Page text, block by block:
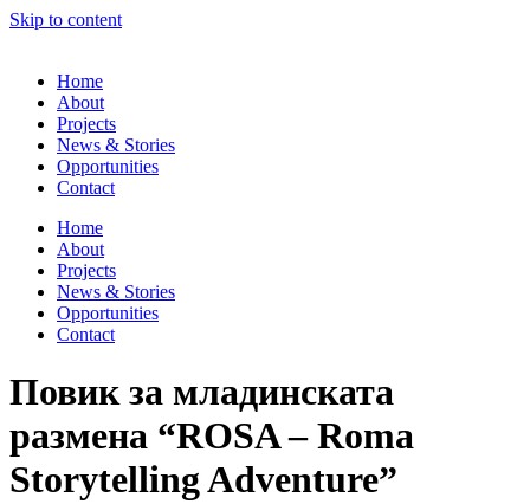
Skip to content
Home
About
Projects
News & Stories
Opportunities
Contact
Home
About
Projects
News & Stories
Opportunities
Contact
Повик за младинската
размена “ROSA – Roma
Storytelling Adventure”